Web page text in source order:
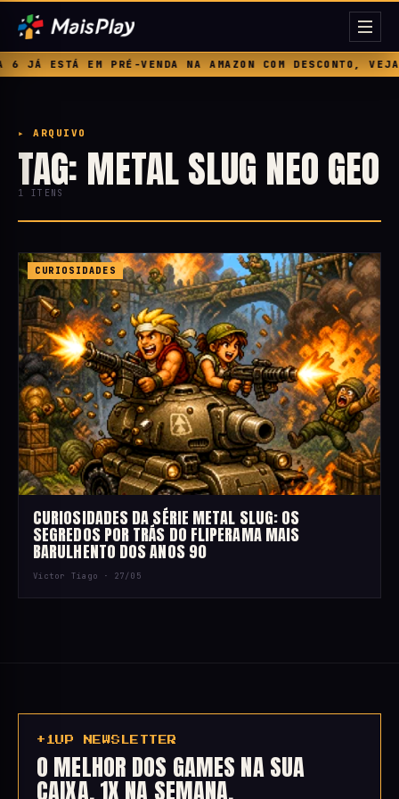
ESTÁ EM PRÉ-VENDA NA AMAZON COM DESCONTO,
▸ ARQUIVO
TAG: METAL SLUG NEO GEO
1 ITENS
CURIOSIDADES
CURIOSIDADES DA SÉRIE METAL SLUG: OS
SEGREDOS POR TRÁS DO FLIPERAMA MAIS
BARULHENTO DOS ANOS 90
Victor Tiago · 27/05
+1UP NEWSLETTER
O MELHOR DOS GAMES NA SUA
CAIXA, 1X NA SEMANA.